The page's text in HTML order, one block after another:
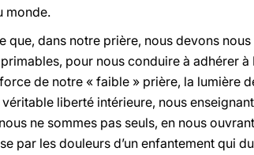
monde.
que, dans notre prière, nous devons
pour nous conduire à adhérer
de notre « faible » prière, la lumière
liberté intérieure, nous
ne sommes pas seuls, en nous
par les douleurs d’un enfantement qui